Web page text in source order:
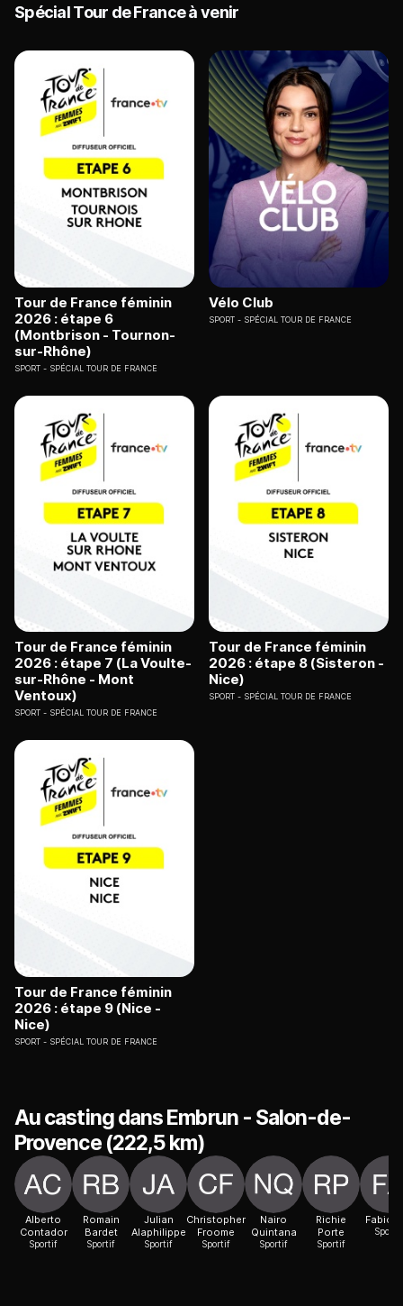
Spécial Tour de France à venir
Tour de France féminin
2026 : étape 6
(Montbrison - Tournon-
sur-Rhône)
SPORT SPÉCIAL TOUR DE FRANCE
Vélo Club
SPORT SPÉCIAL TOUR DE FRANCE
Tour de France féminin
2026 : étape 7 (La Voulte-
sur-Rhône - Mont
Ventoux)
SPORT SPÉCIAL TOUR DE FRANCE
Tour de France féminin
2026 : étape 8 (Sisteron -
Nice)
SPORT SPÉCIAL TOUR DE FRANCE
Tour de France féminin
2026 : étape 9 (Nice -
Nice)
SPORT SPÉCIAL TOUR DE FRANCE
Au casting dans Embrun - Salon-de-
Provence (222,5 km)
Alberto
Contador
Sportif
Romain
Bardet
Sportif
Julian
Alaphilippe
Sportif
Christopher
Froome
Sportif
Nairo
Quintana
Sportif
Richie
Porte
Sportif
Fabio
Sportif